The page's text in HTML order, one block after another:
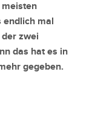
meisten
endlich mal
zwei
das hat es in
gegeben.